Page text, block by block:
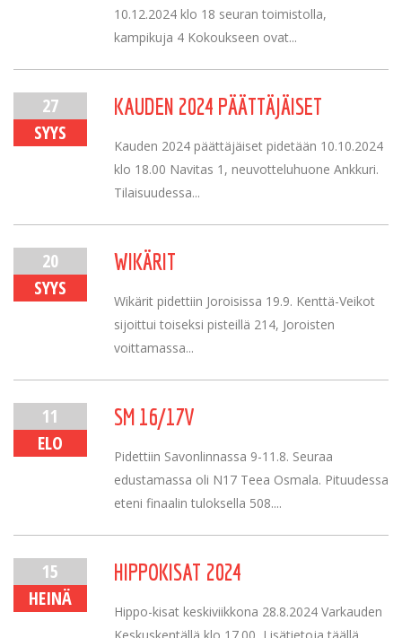
10.12.2024 klo 18 seuran toimistolla,
kampikuja 4 Kokoukseen ovat...
27
SYYS
KAUDEN 2024 PÄÄTTÄJÄISET
Kauden 2024 päättäjäiset pidetään 10.10.2024
klo 18.00 Navitas 1, neuvotteluhuone Ankkuri.
Tilaisuudessa...
20
SYYS
WIKÄRIT
Wikärit pidettiin Joroisissa 19.9. Kenttä-Veikot
sijoittui toiseksi pisteillä 214, Joroisten
voittamassa...
11
ELO
SM 16/17V
Pidettiin Savonlinnassa 9-11.8. Seuraa
edustamassa oli N17 Teea Osmala. Pituudessa
eteni finaalin tuloksella 508....
15
HEINÄ
HIPPOKISAT 2024
Hippo-kisat keskiviikkona 28.8.2024 Varkauden